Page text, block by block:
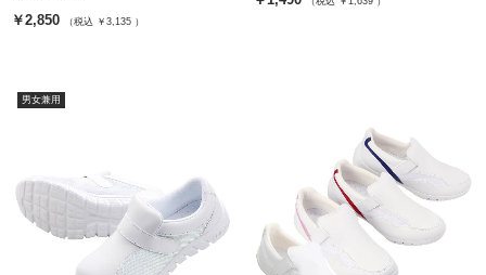
￥2,850 （税込 ￥3,135 ）
男女兼用